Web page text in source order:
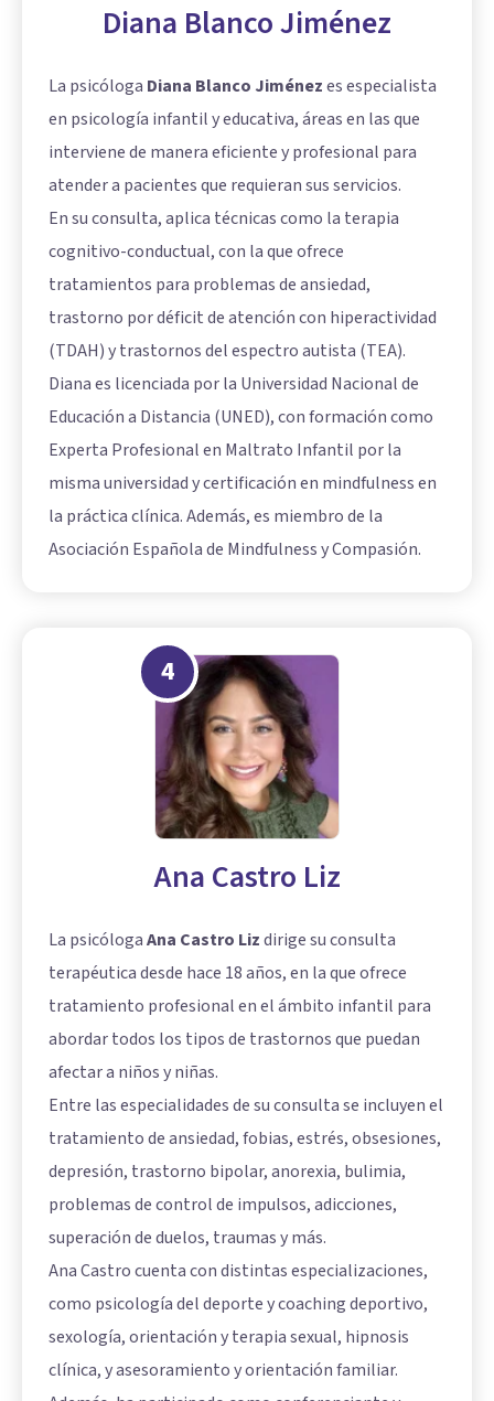
Diana Blanco Jiménez
La psicóloga Diana Blanco Jiménezes especialista
en psicología infantil y educativa, áreas en las que
interviene de manera eficiente y profesional para
atender a pacientes que requieran sus servicios.
En su consulta, aplica técnicas como la terapia
cognitivo-conductual, con la que ofrece
tratamientos para problemas de ansiedad,
trastorno por déficit de atención con hiperactividad
(TDAH) y trastornos del espectro autista (TEA).
Diana es licenciada por la Universidad Nacional de
Educación a Distancia (UNED), con formación como
Experta Profesional en Maltrato Infantil por la
misma universidad y certificación en mindfulness en
la práctica clínica. Además, es miembro de la
Asociación Española de Mindfulness y Compasión.
4
Ana Castro Liz
La psicólogaAna Castro Lizdirige su consulta
terapéutica desde hace 18 años, en la que ofrece
tratamiento profesional en el ámbito infantil para
abordar todos los tipos de trastornos que puedan
afectar a niños y niñas.
Entre las especialidades de su consulta se incluyen el
tratamiento de ansiedad, fobias, estrés, obsesiones,
depresión, trastorno bipolar, anorexia, bulimia,
problemas de control de impulsos, adicciones,
superación de duelos, traumas y más.
Ana Castro cuenta con distintas especializaciones,
como psicología del deporte y coaching deportivo,
sexología, orientación y terapia sexual, hipnosis
clínica, y asesoramiento y orientación familiar.